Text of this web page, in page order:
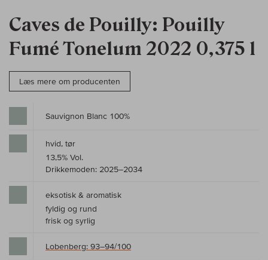
Caves de Pouilly: Pouilly
Fumé Tonelum 2022 0,375 l
Læs mere om producenten
Sauvignon Blanc 100%
hvid, tør
13,5% Vol.
Drikkemoden: 2025–2034
eksotisk & aromatisk
fyldig og rund
frisk og syrlig
Lobenberg: 93–94/100